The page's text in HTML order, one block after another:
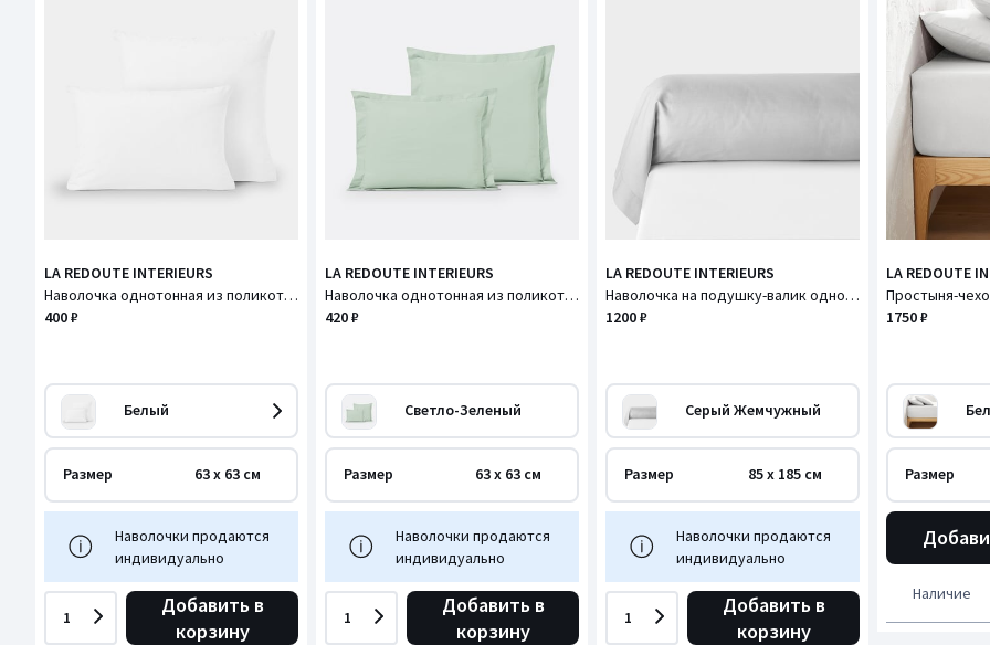
LA REDOUTE INTERIEURS
Наволочка однотонная из поликоттона, Scenario / Сценарио
400 ₽
Белый
Размер 63 x 63 см
Наволочки продаются
индивидуально
1
Добавить в
корзину
LA REDOUTE INTERIEURS
Наволочка однотонная из поликоттона с воланом, Scenario / Сценарио
420 ₽
Светло-Зеленый
Размер 63 x 63 см
Наволочки продаются
индивидуально
1
Добавить в
корзину
LA REDOUTE INTERIEURS
Наволочка на подушку-валик однотонная из поликоттона, Scenario / Сценарио
1200 ₽
Серый Жемчужный
Размер 85 x 185 см
Наволочки продаются
индивидуально
1
Добавить в
корзину
LA REDOUTE
1750 ₽
Размер
Наличие